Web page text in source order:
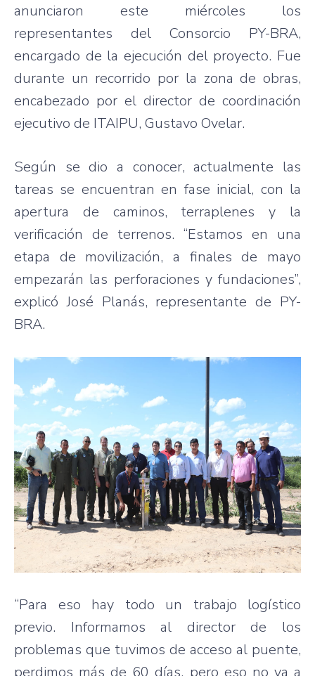
anunciaron este miércoles los
representantes del Consorcio PY-BRA,
encargado de la ejecución del proyecto. Fue
durante un recorrido por la zona de obras,
encabezado por el director de coordinación
ejecutivo de ITAIPU, Gustavo Ovelar.
Según se dio a conocer, actualmente las
tareas se encuentran en fase inicial, con la
apertura de caminos, terraplenes y la
verificación de terrenos. “Estamos en una
etapa de movilización, a finales de mayo
empezarán las perforaciones y fundaciones”,
explicó José Planás, representante de PY-
BRA.
“Para eso hay todo un trabajo logístico
previo. Informamos al director de los
problemas que tuvimos de acceso al puente,
perdimos más de 60 días, pero eso no va a